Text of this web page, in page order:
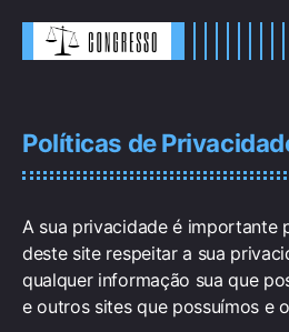
Políticas de
A sua privacidade é importante
deste site respeitar a sua
qualquer informação sua que
e outros sites que possuímos e